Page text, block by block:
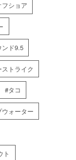
フショア
ンド9.5
トライク
タコ
ォーター
ト